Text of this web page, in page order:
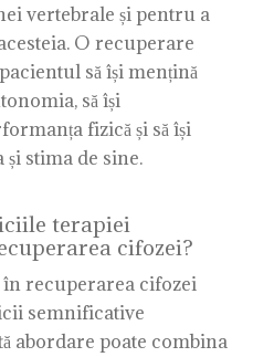
vertebrale și pentru a
O recuperare
să își mențină
să își
fizică și să își
stima de sine.
terapiei
cifozei?
recuperarea cifozei
semnificative
abordare poate combina